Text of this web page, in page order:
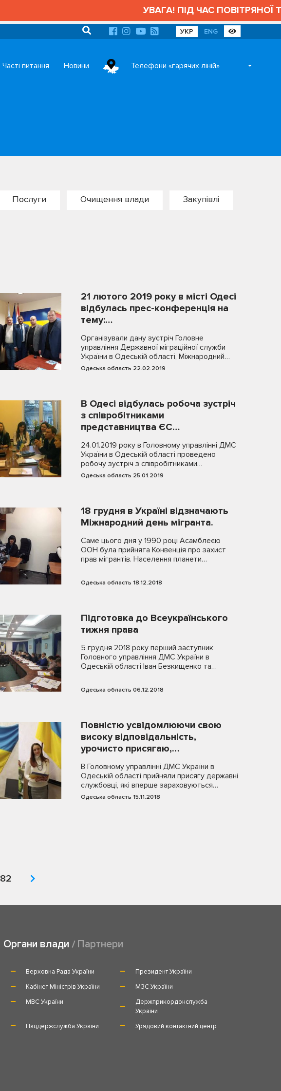
УВАГА! ПІД ЧАС ПОВІТРЯНОЇ
УКР ENG
Часті питання Новини Телефони «гарячих ліній»
Послуги Очищення влади Закупівлі
21 лютого 2019 року в місті Одесі
відбулась прес-конференція на
тему:…
Організували дану зустріч Головне
управління Державної міграційної служби
України в Одеській області, Міжнародний…
Одеська область 22.02.2019
В Одесі відбулась робоча зустріч
з співробітниками
представництва ЄС…
24.01.2019 року в Головному управлінні ДМС
України в Одеській області проведено
робочу зустріч з співробітниками…
Одеська область 25.01.2019
18 грудня в Україні відзначають
Міжнародний день мігранта.
Саме цього дня у 1990 році Асамблеєю
ООН була прийнята Конвенція про захист
прав мігрантів. Населення планети…
Одеська область 18.12.2018
Підготовка до Всеукраїнського
тижня права
5 грудня 2018 року перший заступник
Головного управління ДМС України в
Одеській області Іван Безкищенко та…
Одеська область 06.12.2018
Повністю усвідомлюючи свою
високу відповідальність,
урочисто присягаю,…
В Головному управлінні ДМС України в
Одеській області прийняли присягу державні
службовці, які вперше зараховуються…
Одеська область 15.11.2018
82
Органи влади Партнери
Верховна Рада України
Президент України
Кабінет Міністрів України
МЗС України
МВС України
Держприкордонслужба
України
Нацдержслужба України
Урядовий контактний центр